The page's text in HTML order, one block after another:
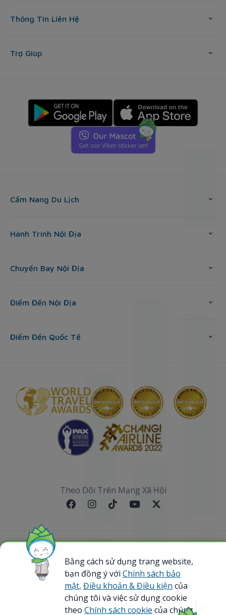
Thông Tin Liên Hệ
Trợ Giúp
Cẩm Nang Du Lịch
Hành Trình Nội Địa
Chuyến Bay Nội Địa
Điểm Đến Nội Địa
Điểm Đến Quốc Tế
Theo Dõi Trên Mạng Xã Hội
Sơ đồ website
@ 2023 Bamboo Airways Copyright. All Rights
Reserved.
Business Registration Code: 0107867370
Bằng cách sử dụng trang website,
bạn đồng ý với Chính sách bảo
mật, Điều khoản & Điều kiện của
chúng tôi và việc sử dụng cookie
theo Chính sách cookie của chúng